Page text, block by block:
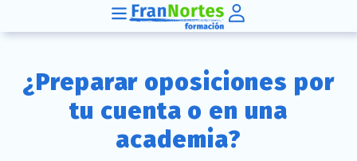
¿Preparar oposiciones por
tu cuenta o en una
academia?